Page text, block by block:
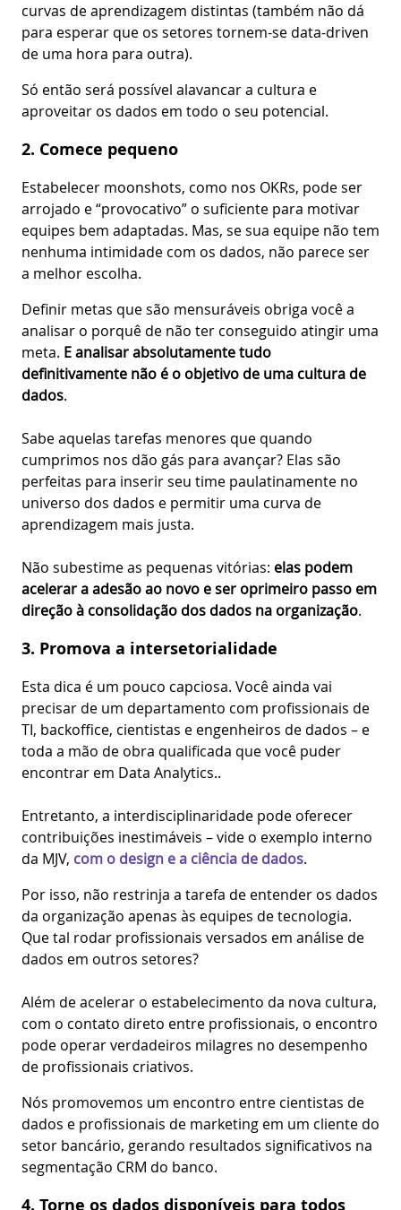
curvas de aprendizagem distintas (também não dá
para esperar que os setores tornem-se data-driven
de uma hora para outra).
Só então será possível alavancar a cultura e
aproveitar os dados em todo o seu potencial.
2. Comece pequeno
Estabelecer moonshots, como nos OKRs, pode ser
arrojado e “provocativo” o suficiente para motivar
equipes bem adaptadas. Mas, se sua equipe não tem
nenhuma intimidade com os dados, não parece ser
a melhor escolha.
Definir metas que são mensuráveis obriga você a
analisar o porquê de não ter conseguido atingir uma
meta. E analisar absolutamente tudo
definitivamente não é o objetivo de uma cultura de
dados.
Sabe aquelas tarefas menores que quando
cumprimos nos dão gás para avançar? Elas são
perfeitas para inserir seu time paulatinamente no
universo dos dados e permitir uma curva de
aprendizagem mais justa.
Não subestime as pequenas vitórias: elas podem
acelerar a adesão ao novo e ser oprimeiro passo em
direção à consolidação dos dados na organização.
3. Promova a intersetorialidade
Esta dica é um pouco capciosa. Você ainda vai
precisar de um departamento com profissionais de
TI, backoffice, cientistas e engenheiros de dados – e
toda a mão de obra qualificada que você puder
encontrar em Data Analytics..
Entretanto, a interdisciplinaridade pode oferecer
contribuições inestimáveis – vide o exemplo interno
da MJV, com o design e a ciência de dados.
Por isso, não restrinja a tarefa de entender os dados
da organização apenas às equipes de tecnologia.
Que tal rodar profissionais versados em análise de
dados em outros setores?
Além de acelerar o estabelecimento da nova cultura,
com o contato direto entre profissionais, o encontro
pode operar verdadeiros milagres no desempenho
de profissionais criativos.
Nós promovemos um encontro entre cientistas de
dados e profissionais de marketing em um cliente do
setor bancário, gerando resultados significativos na
segmentação CRM do banco.
4. Torne os dados disponíveis para todos